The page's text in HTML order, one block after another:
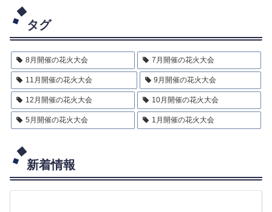
タグ
8月開催の花火大会 7月開催の花火大会
11月開催の花火大会 9月開催の花火大会
12月開催の花火大会 10月開催の花火大会
5月開催の花火大会 1月開催の花火大会
新着情報